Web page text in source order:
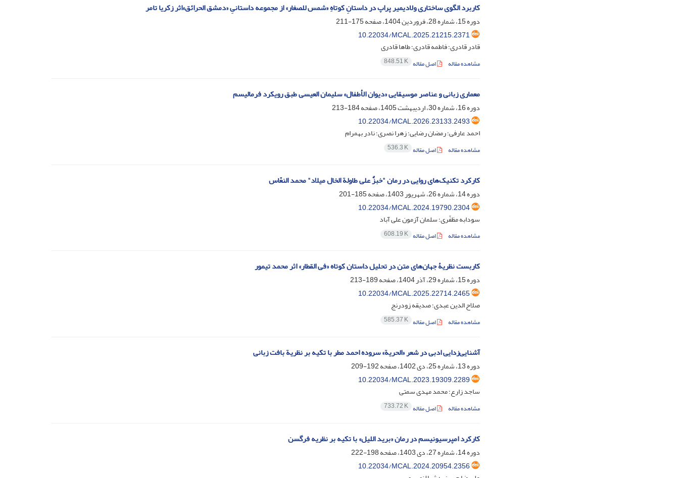
کاربرد الگوی ساختاری ولادیمیر پراپ در داستانِ کوتاهِ «شمس للصغار» از مجموعه داستانیِ «دمشق الحرائق»اثر زکریا تامر
دوره 15، شماره 28، فروردین 1404، صفحه
175-211
10.22034/MCAL.2025.21215.2371
قادر قادری؛ فاطمه قادری؛ طاها قادری
مشاهده مقاله اصل مقاله 848.51 K
معماری زبانی و عناصر موسیقایی «دیوان الأطفال» سلیمان العیسی طبق رویکرد فرمالیسم
دوره 16، شماره 30، اردیبهشت 1405، صفحه
184-213
10.22034/MCAL.2026.23133.2493
احمد عارفی؛ رمضان رضایی؛ زهرا نصری؛ نادر بهمرام
مشاهده مقاله اصل مقاله 536.3 K
کارکرد تکنیک‌های روایی در رمان "خبزٌ علی طاولة الخال میلاد" محمد النعّاس
دوره 14، شماره 26، شهریور 1403، صفحه
185-201
10.22034/MCAL.2024.19790.2304
سودابه مظفّری؛ سلمان آزمون علی آباد
مشاهده مقاله اصل مقاله 608.19 K
کاربست نظریۀ جهان‌های متن در تحلیل داستان کوتاه «فی القطار» اثر محمد تیمور
دوره 15، شماره 29، آذر 1404، صفحه
189-213
10.22034/MCAL.2025.22714.2465
صلاح الدین عبدی؛ صدیقه زودرنج
مشاهده مقاله اصل مقاله 585.37 K
آشنایی‌زدایی ادبی در شعر «الحریة» سروده احمد مطر با تکیه بر نظریة بافت زبانی
دوره 13، شماره 25، دی 1402، صفحه
192-209
10.22034/MCAL.2023.19309.2289
ساجد زارع؛ محمد مهدی سمتی
مشاهده مقاله اصل مقاله 733.72 K
کارکرد امپرسیونیسم در رمان «برید اللیل» با تکیه بر نظریه فرگسن
دوره 14، شماره 27، دی 1403، صفحه
198-222
10.22034/MCAL.2024.20954.2356